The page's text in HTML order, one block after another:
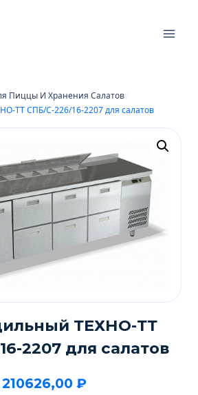
Пиццы И Хранения Салатов/
ТТ СПБ/С-226/16-2207 для салатов
ТЕХНО-ТТ
2207 для салатов
210626,00 ₽